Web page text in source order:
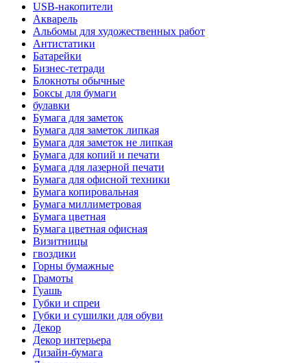
USB-накопители
Акварель
Альбомы для художественных работ
Антистатики
Батарейки
Бизнес-тетради
Блокноты обычные
Боксы для бумаги
булавки
Бумага для заметок
Бумага для заметок липкая
Бумага для заметок не липкая
Бумага для копий и печати
Бумага для лазерной печати
Бумага для офисной техники
Бумага копировальная
Бумага миллиметровая
Бумага цветная
Бумага цветная офисная
Визитницы
гвоздики
Горны бумажные
Грамоты
Гуашь
Губки и спреи
Губки и сушилки для обуви
Декор
Декор интерьера
Дизайн-бумага